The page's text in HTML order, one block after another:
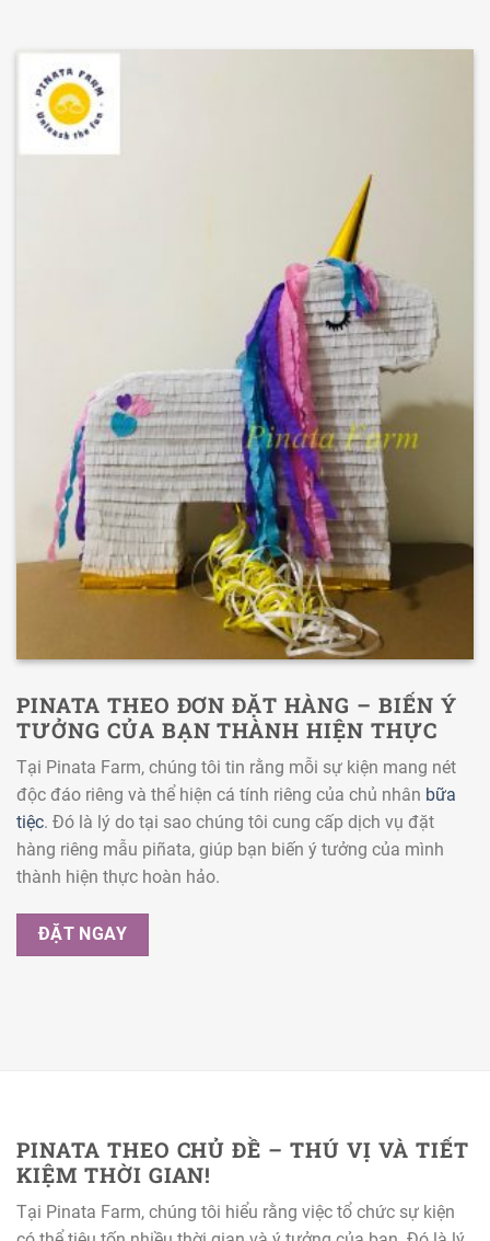
PINATA THEO ĐƠN ĐẶT HÀNG – BIẾN Ý
TƯỞNG CỦA BẠN THÀNH HIỆN THỰC
Tại Pinata Farm, chúng tôi tin rằng mỗi sự kiện mang nét
độc đáo riêng và thể hiện cá tính riêng của chủ nhân bữa
tiệc. Đó là lý do tại sao chúng tôi cung cấp dịch vụ đặt
hàng riêng mẫu piñata, giúp bạn biến ý tưởng của mình
thành hiện thực hoàn hảo.
ĐẶT NGAY
PINATA THEO CHỦ ĐỀ – THÚ VỊ VÀ TIẾT
KIỆM THỜI GIAN!
Tại Pinata Farm, chúng tôi hiểu rằng việc tổ chức sự kiện